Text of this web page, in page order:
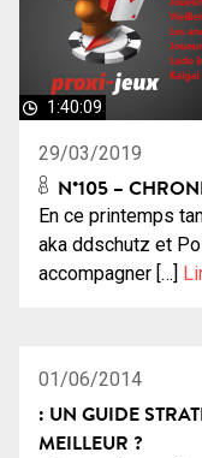
1:40:09
29/03/2019
N°105 –
En ce printemps
aka ddschutz et
accompagner […]
01/06/2014
: UN GUIDE
MEILLEUR ?